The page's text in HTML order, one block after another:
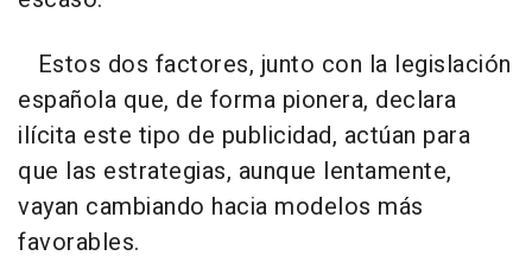
Estos dos factores, junto con la legislación
española que, de forma pionera, declara
ilícita este tipo de publicidad, actúan para
que las estrategias, aunque lentamente,
vayan cambiando hacia modelos más
favorables.